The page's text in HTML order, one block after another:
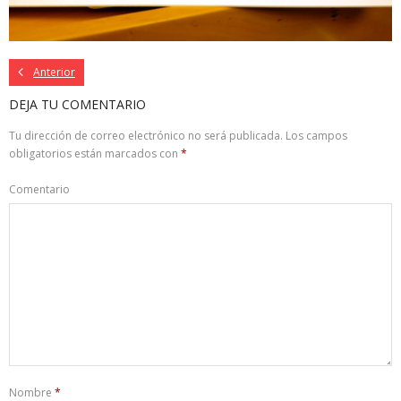
Anterior
DEJA TU COMENTARIO
Tu dirección de correo electrónico no será publicada. Los campos
obligatorios están marcados con *
Comentario
Nombre *